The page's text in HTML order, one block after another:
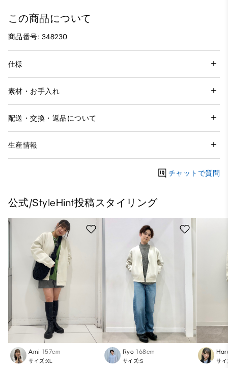
この商品について
商品番号: 348230
仕様
素材・お手入れ
配送・交換・返品について
生産情報
チャットで質問
公式/StyleHint投稿スタイリング
Ami 157cm
サイズ:XL
Ryo 168cm
サイズ:S サ